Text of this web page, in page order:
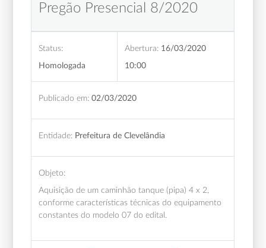
Pregão Presencial 8/2020
Status:
Homologada
Abertura: 16/03/2020
10:00
Publicado em: 02/03/2020
Entidade: Prefeitura de Clevelândia
Objeto:
Aquisição de um caminhão tanque (pipa) 4 x 2,
conforme características técnicas do equipamento
constantes do modelo 07 do edital.